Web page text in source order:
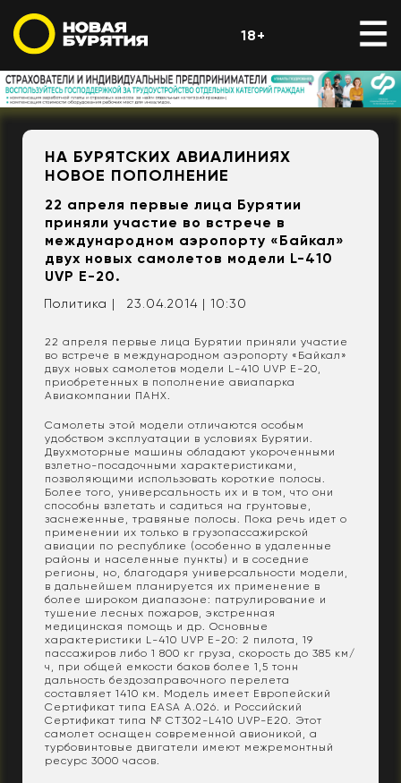
18+
​НА БУРЯТСКИХ АВИАЛИНИЯХ
НОВОЕ ПОПОЛНЕНИЕ
22 апреля первые лица Бурятии
приняли участие во встрече в
международном аэропорту «Байкал»
двух новых самолетов модели L-410
UVP E-20.
Политика | 23.04.2014 | 10:30
22 апреля первые лица Бурятии приняли участие
во встрече в международном аэропорту «Байкал»
двух новых самолетов модели L-410 UVP E-20,
приобретенных в пополнение авиапарка
Авиакомпании ПАНХ.
Самолеты этой модели отличаются особым
удобством эксплуатации в условиях Бурятии.
Двухмоторные машины обладают укороченными
взлетно-посадочными характеристиками,
позволяющими использовать короткие полосы.
Более того, универсальность их и в том, что они
способны взлетать и садиться на грунтовые,
заснеженные, травяные полосы. Пока речь идет о
применении их только в грузопассажирской
авиации по республике (особенно в удаленные
районы и населенные пункты) и в соседние
регионы, но, благодаря универсальности модели,
в дальнейшем планируется их применение в
более широком диапазоне: патрулирование и
тушение лесных пожаров, экстренная
медицинская помощь и др. Основные
характеристики L-410 UVP E-20: 2 пилота, 19
пассажиров либо 1 800 кг груза, скорость до 385 км/
ч, при общей емкости баков более 1,5 тонн
дальность бездозаправочного перелета
составляет 1410 км. Модель имеет Европейский
Сертификат типа EASA А.026. и Российский
Сертификат типа № CT302-L410 UVP-E20. Этот
самолет оснащен современной авионикой, а
турбовинтовые двигатели имеют межремонтный
ресурс 3000 часов.